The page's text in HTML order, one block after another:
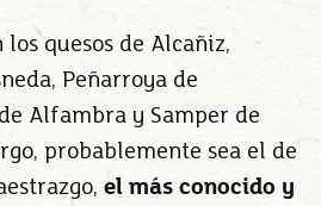
los quesos de Alcañiz,
Peñarroya de
Alfambra y Samper de
probablemente sea el de
el más conocido y